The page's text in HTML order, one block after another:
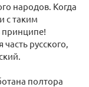
народов. Когда
с таким
принципе!
русского,
полтора